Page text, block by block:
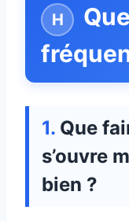
Que
s’ouvre
bien ?